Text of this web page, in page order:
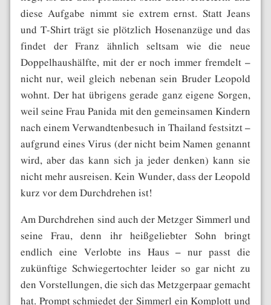
diese Aufgabe nimmt sie extrem ernst. Statt Jeans
und T-Shirt trägt sie plötzlich Hosenanzüge und das
findet der Franz ähnlich seltsam wie die neue
Doppelhaushälfte, mit der er noch immer fremdelt –
nicht nur, weil gleich nebenan sein Bruder Leopold
wohnt. Der hat übrigens gerade ganz eigene Sorgen,
weil seine Frau Panida mit den gemeinsamen Kindern
nach einem Verwandtenbesuch in Thailand festsitzt –
aufgrund eines Virus (der nicht beim Namen genannt
wird, aber das kann sich ja jeder denken) kann sie
nicht mehr ausreisen. Kein Wunder, dass der Leopold
kurz vor dem Durchdrehen ist!
Am Durchdrehen sind auch der Metzger Simmerl und
seine Frau, denn ihr heißgeliebter Sohn bringt
endlich eine Verlobte ins Haus – nur passt die
zukünftige Schwiegertochter leider so gar nicht zu
den Vorstellungen, die sich das Metzgerpaar gemacht
hat. Prompt schmiedet der Simmerl ein Komplott und